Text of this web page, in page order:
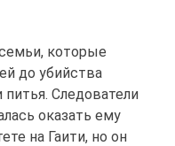
которые
до убийства
Следователи
оказать ему
на Гаити, но он